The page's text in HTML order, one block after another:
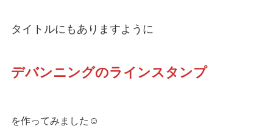
タイトルにもありますように
デバンニングのラインスタンプ
を作ってみました☺